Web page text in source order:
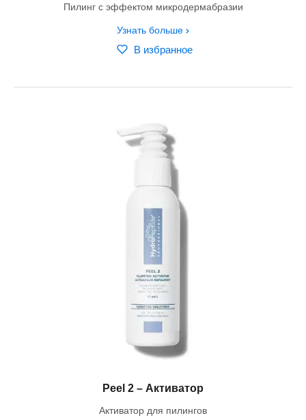
Пилинг с эффектом микродермабразии
Узнать больше
В избранное
Peel 2 – Активатор
Активатор для пилингов